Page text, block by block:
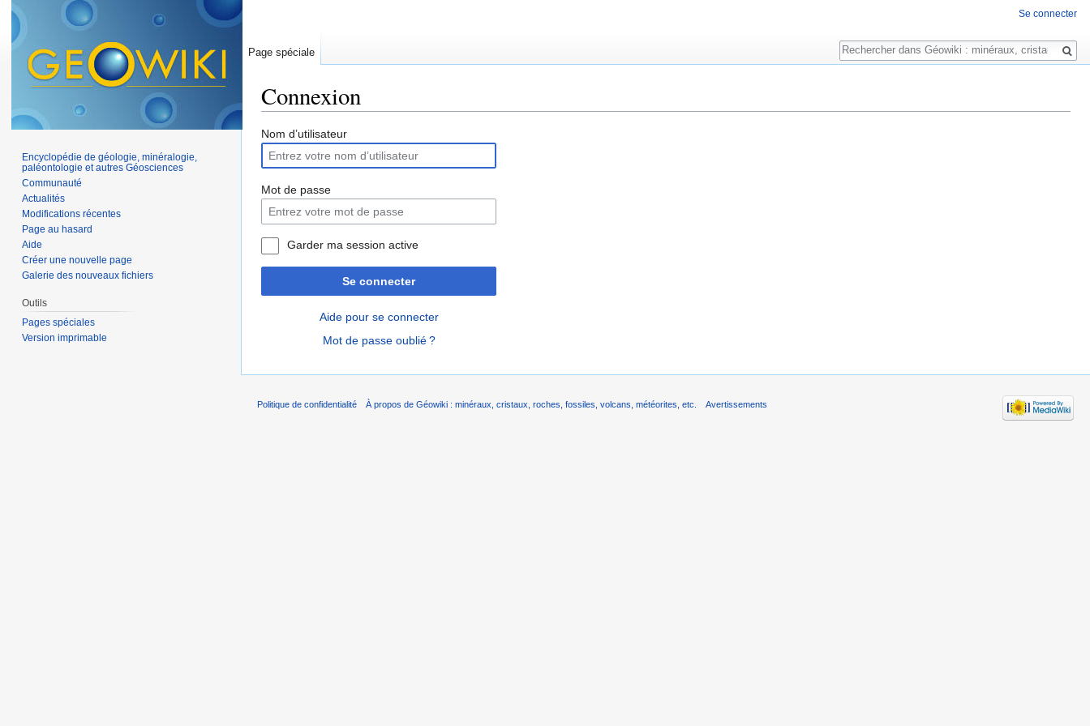
Connexion
Nom d’utilisateur
Mot de passe
Garder ma session active
Se connecter
Aide pour se connecter
Mot de passe oublié ?
Se connecter
Page spéciale
Rechercher
Encyclopédie de géologie, minéralogie,
paléontologie et autres Géosciences
Communauté
Actualités
Modifications récentes
Page au hasard
Aide
Créer une nouvelle page
Galerie des nouveaux fichiers
Outils
Pages spéciales
Version imprimable
Politique de confidentialité À propos de Géowiki : minéraux, cristaux, roches, fossiles, volcans, météorites, etc. Avertissements